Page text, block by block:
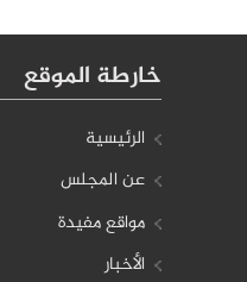
خارطة الموقع
الرئيسية
عن المجلس
مواقع مفيدة
الأخبار